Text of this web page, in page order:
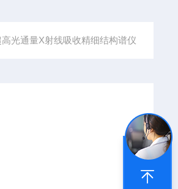
高光通量X射线吸收精细结构谱仪